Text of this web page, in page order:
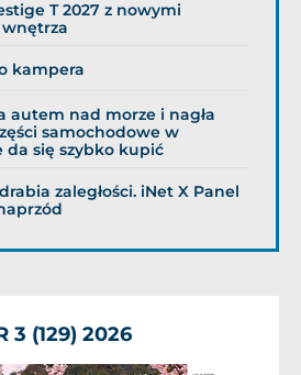
T 2027 z nowymi
wnętrza
kampera
autem nad morze i nagła
samochodowe w
da się szybko kupić
zaległości. iNet X Panel
3 (129) 2026